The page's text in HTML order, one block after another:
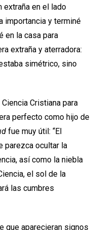
extraña en el lado
importancia y terminé
en la casa para
extraña y aterradora:
simétrico, sino
Cristiana para
perfecto como hijo de
fue muy útil: “El
parezca ocultar la
así como la niebla
el sol de la
las cumbres
que aparecieran signos